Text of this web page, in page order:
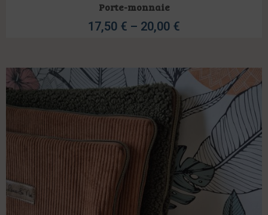
Porte-monnaie
17,50 € – 20,00 €